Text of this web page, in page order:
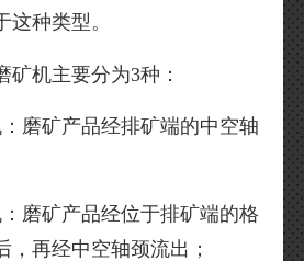
这种类型。
矿机主要分为3种：
磨矿产品经排矿端的中空轴
磨矿产品经位于排矿端的格
，再经中空轴颈流出；